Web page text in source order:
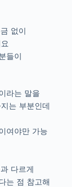
없이
들이
라는 말을
는 부분인데
여야만 가능
다르게
는 점 참고해